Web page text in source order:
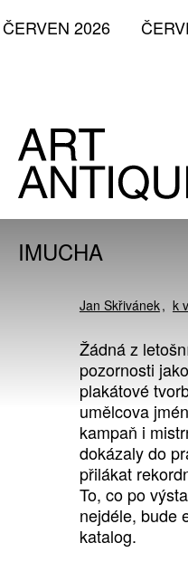
ČERVEN 2026
IMUCHA
Jan Skřivánek k
Žádná z
pozornosti
plakátové
umělcova
kampaň i
dokázaly do
přilákat
To, co po
nejdéle, bude
katalog.